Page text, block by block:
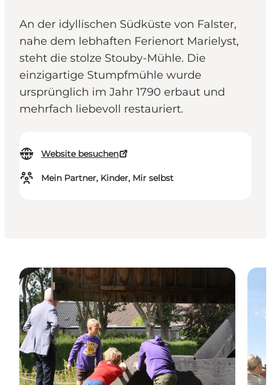
An der idyllischen Südküste von Falster,
nahe dem lebhaften Ferienort Marielyst,
steht die stolze Stouby-Mühle. Die
einzigartige Stumpfmühle wurde
ursprünglich im Jahr 1790 erbaut und
mehrfach liebevoll restauriert.
Website besuchen
Mein Partner, Kinder, Mir selbst